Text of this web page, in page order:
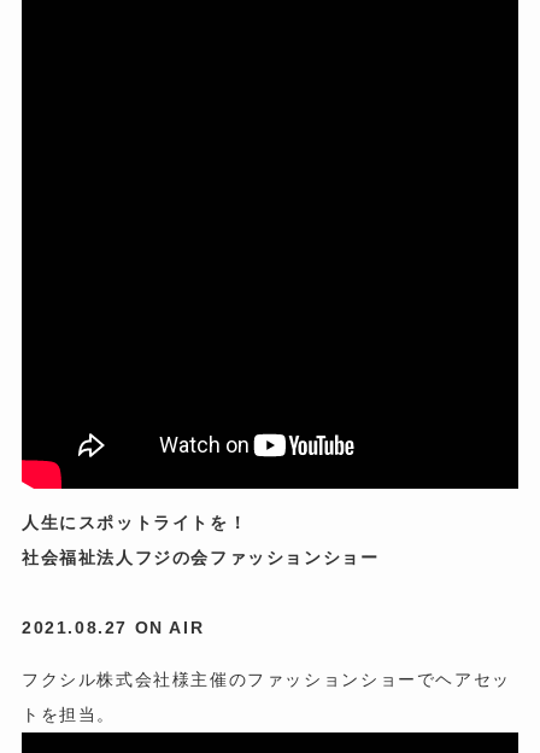
人生にスポットライトを！
社会福祉法人フジの会ファッションショー
2021.08.27 ON AIR
フクシル株式会社様主催のファッションショーでヘアセッ
トを担当。